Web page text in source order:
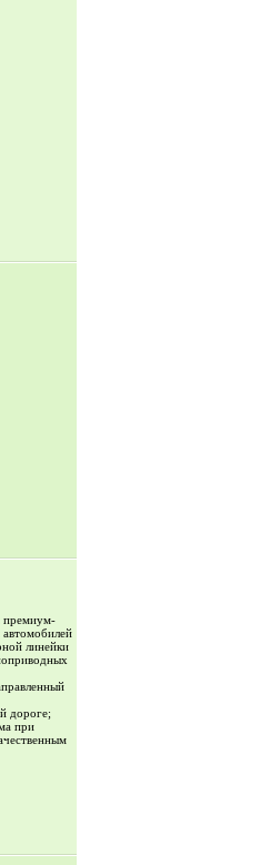
премиум-
автомобилей
линейки
дороге;
при